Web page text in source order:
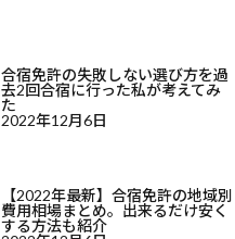
合宿免許の失敗しない選び方を過
去2回合宿に行った私が考えてみ
た
2022年12月6日
【2022年最新】合宿免許の地域別
費用相場まとめ。出来るだけ安く
する方法も紹介